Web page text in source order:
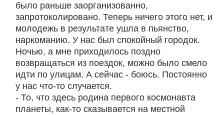
было раньше заорганизованно,
запротоколировано. Теперь ничего этого нет, и
молодежь в результате ушла в пьянство,
наркоманию. У нас был спокойный городок.
Ночью, а мне приходилось поздно
возвращаться из поездок, можно было смело
идти по улицам. А сейчас - боюсь. Постоянно
у нас что-то случается.
- То, что здесь родина первого космонавта
планеты, как-то сказывается на местной